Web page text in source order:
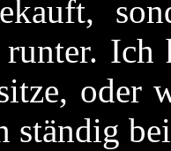
runter.
oder
ständig